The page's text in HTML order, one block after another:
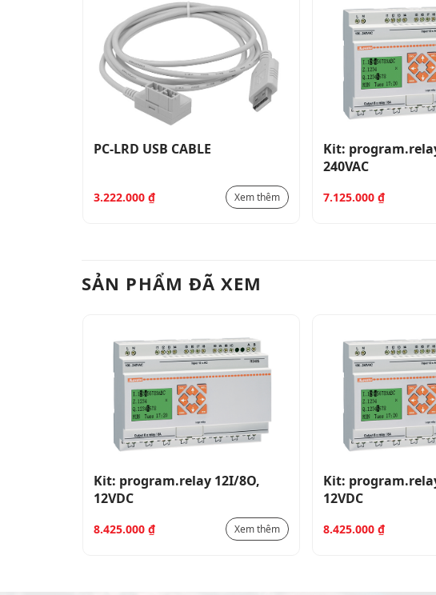
PC-LRD USB CABLE
3.222.000 ₫ Xem thêm
Kit:
240VAC
7.125.000 ₫
SẢN PHẨM ĐÃ XEM
Kit: program.relay 12I/8O,
12VDC
8.425.000 ₫ Xem thêm
Kit:
12VDC
8.425.000 ₫